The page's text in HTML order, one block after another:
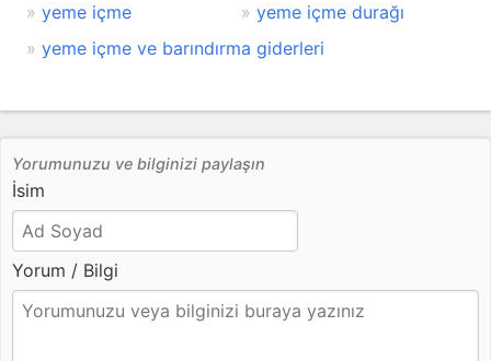
yeme içme
yeme içme durağı
yeme içme ve barındırma giderleri
Yorumunuzu ve bilginizi paylaşın
İsim
Yorum / Bilgi